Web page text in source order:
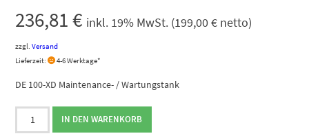
236,81€ inkl. 19% MwSt. (199,00€ netto)
zzgl.Versand
Lieferzeit:
4-6 Werktage*
DE 100-XD Maintenance- / Wartungstank
FUJI
Maintenance-
IN DEN WARENKORB